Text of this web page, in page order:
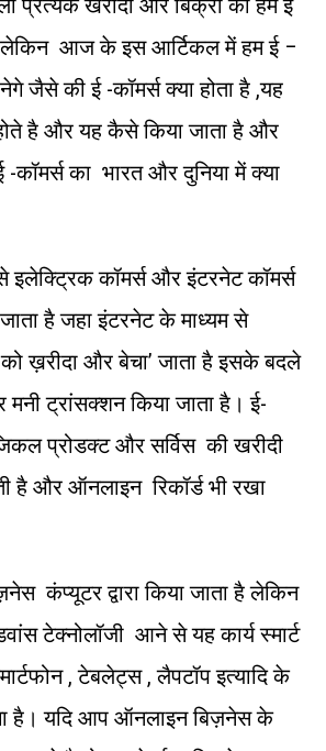
आज के इस आर्टिकल में हम ई –
जैसे की ई -कॉमर्स क्या होता है ,यह
है और यह कैसे किया जाता है और
का भारत और दुनिया में क्या
इलेक्ट्रिक कॉमर्स और इंटरनेट कॉमर्स
है जहा इंटरनेट के माध्यम से
ख़रीदा और बेचा’ जाता है इसके बदले
ट्रांसक्शन किया जाता है। ई-
प्रोडक्ट और सर्विस की खरीदी
है और ऑनलाइन रिकॉर्ड भी रखा
कंप्यूटर द्वारा किया जाता है लेकिन
टेक्नोलॉजी आने से यह कार्य स्मार्ट
, टेबलेट्स , लैपटॉप इत्यादि के
है। यदि आप ऑनलाइन बिज़नेस के